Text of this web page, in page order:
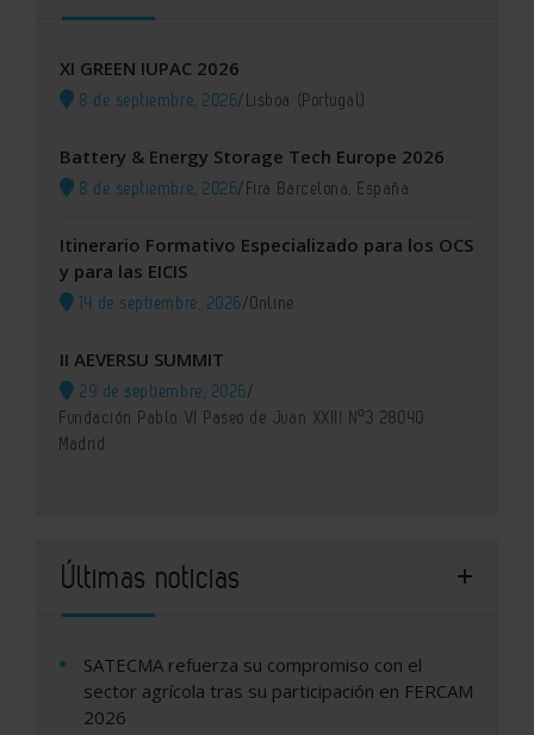
XI GREEN IUPAC 2026
8 de septiembre, 2026/Lisboa (Portugal)
Battery & Energy Storage Tech Europe 2026
8 de septiembre, 2026/Fira Barcelona, España
Itinerario Formativo Especializado para los OCS
y para las EICIS
14 de septiembre, 2026/Online
II AEVERSU SUMMIT
29 de septiembre, 2026/
Fundación Pablo VI Paseo de Juan XXIII Nº3 28040
Madrid
Últimas noticias
SATECMA refuerza su compromiso con el
sector agrícola tras su participación en FERCAM
2026